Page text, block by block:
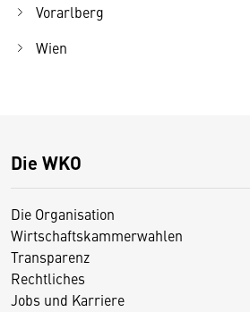
Vorarlberg
Wien
Die WKO
Die Organisation
Wirtschaftskammerwahlen
Transparenz
Rechtliches
Jobs und Karriere